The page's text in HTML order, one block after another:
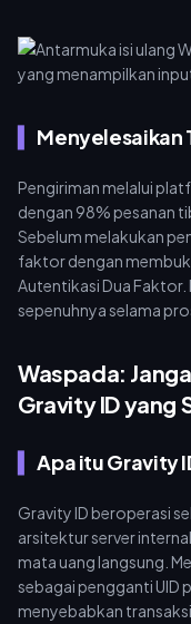
Menyelesaikan
Pengiriman melalui
dengan 98% pesanan
Sebelum melakukan
faktor dengan
Autentikasi Dua Faktor.
sepenuhnya selama
Waspada:
Gravity ID yang
Apa itu Gravity
Gravity ID beroperasi
arsitektur server
mata uang langsung.
sebagai pengganti UID
menyebabkan